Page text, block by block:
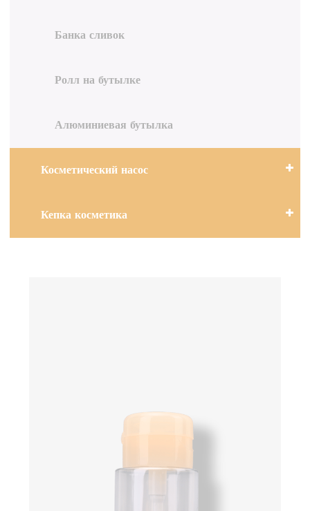
Банка сливок
Ролл на бутылке
Алюминиевая бутылка
Косметический насос
Кепка косметика